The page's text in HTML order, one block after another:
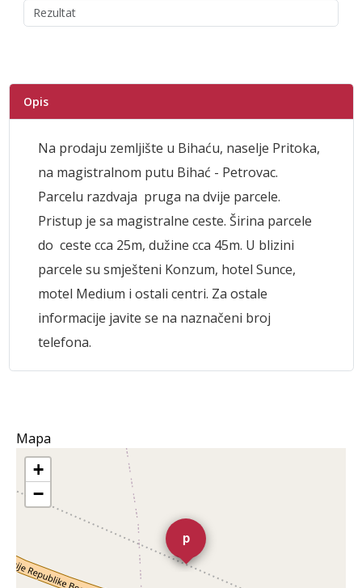
Opis
Na prodaju zemljište u Bihaću, naselje Pritoka,
na magistralnom putu Bihać - Petrovac.
Parcelu razdvaja pruga na dvije parcele.
Pristup je sa magistralne ceste. Širina parcele
do ceste cca 25m, dužine cca 45m. U blizini
parcele su smješteni Konzum, hotel Sunce,
motel Medium i ostali centri. Za ostale
informacije javite se na naznačeni broj
telefona.
Mapa
p
+
−